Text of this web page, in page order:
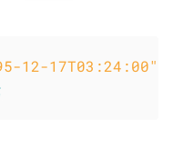
12-17T03:24:00"